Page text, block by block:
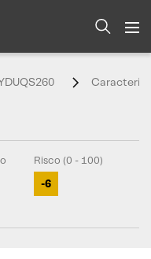
Risco (0 - 100)
-6